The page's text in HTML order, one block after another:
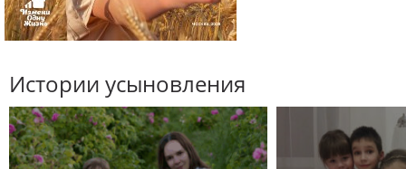
Истории усыновления